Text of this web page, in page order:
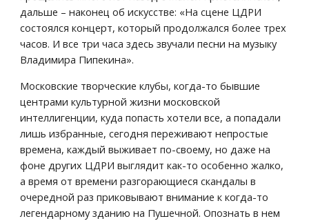
дальше – наконец об искусстве: «На сцене ЦДРИ
состоялся концерт, который продолжался более трех
часов. И все три часа здесь звучали песни на музыку
Владимира Пипекина».
Московские творческие клубы, когда-то бывшие
центрами культурной жизни московской
интеллигенции, куда попасть хотели все, а попадали
лишь избранные, сегодня переживают непростые
времена, каждый выживает по-своему, но даже на
фоне других ЦДРИ выглядит как-то особенно жалко,
а время от времени разгорающиеся скандалы в
очередной раз приковывают внимание к когда-то
легендарному зданию на Пушечной. Опознать в нем